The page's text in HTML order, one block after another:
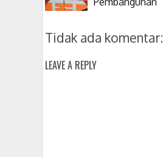
Tidak ada komentar:
LEAVE A REPLY